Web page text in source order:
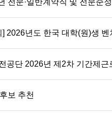
전문·일반계약직 및 전문준
2026년도 한국 대학(원)생
공단 2026년 제2차 기간제
보 추천